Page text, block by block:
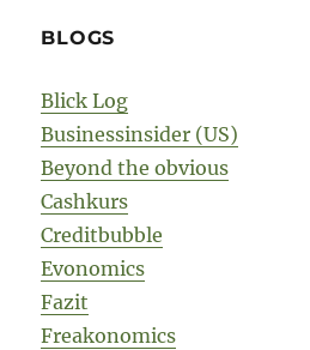
BLOGS
Blick Log
Businessinsider (US)
Beyond the obvious
Cashkurs
Creditbubble
Evonomics
Fazit
Freakonomics